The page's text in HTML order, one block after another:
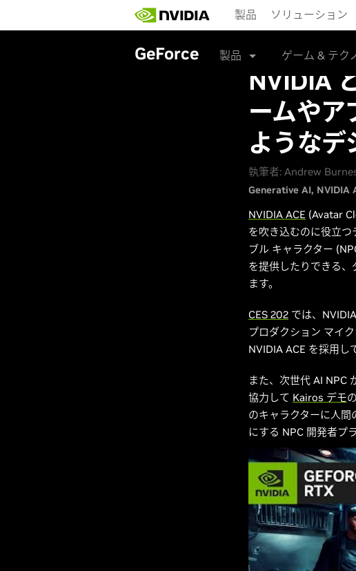
main
製品 ソリューション
GeForce 製品 ゲーム & テク
NVIDIA
ームやア
ようなデ
執筆者: Andrew
Generative AI NVIDIA
NVIDIA ACE (Avatar
を吹き込むのに役立つ
ブル キャラクター
を提供したりできる
ます。
CES 202 では、
プロダクション マイ
NVIDIA ACE を採用し
また、次世代 AI NPC
協力して Kairos デモ
のキャラクターに人
にする NPC 開発者プ